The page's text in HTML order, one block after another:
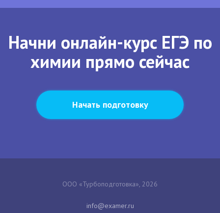
Начни онлайн-курс ЕГЭ по
химии прямо сейчас
Начать подготовку
ООО «Турбоподготовка», 2026